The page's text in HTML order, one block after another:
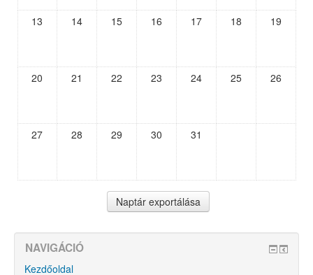
13 14 15 16 17 18 19
20 21 22 23 24 25 26
27 28 29 30 31
NAVIGÁCIÓ
Kezdőoldal